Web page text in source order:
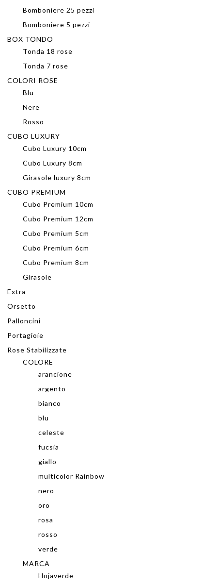
Bomboniere 25 pezzi
Bomboniere 5 pezzi
BOX TONDO
Tonda 18 rose
Tonda 7 rose
COLORI ROSE
Blu
Nere
Rosso
CUBO LUXURY
Cubo Luxury 10cm
Cubo Luxury 8cm
Girasole luxury 8cm
CUBO PREMIUM
Cubo Premium 10cm
Cubo Premium 12cm
Cubo Premium 5cm
Cubo Premium 6cm
Cubo Premium 8cm
Girasole
Extra
Orsetto
Palloncini
Portagioie
Rose Stabilizzate
COLORE
arancione
argento
bianco
blu
celeste
fucsia
giallo
multicolor Rainbow
nero
oro
rosa
rosso
verde
MARCA
Hojaverde